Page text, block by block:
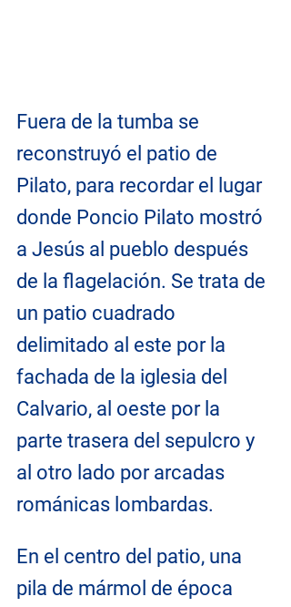
Fuera de la tumba se
reconstruyó el patio de
Pilato, para recordar el lugar
donde Poncio Pilato mostró
a Jesús al pueblo después
de la flagelación. Se trata de
un patio cuadrado
delimitado al este por la
fachada de la iglesia del
Calvario, al oeste por la
parte trasera del sepulcro y
al otro lado por arcadas
románicas lombardas.
En el centro del patio, una
pila de mármol de época